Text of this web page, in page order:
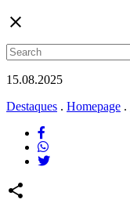
close
15.08.2025
Destaques . Homepage .
share